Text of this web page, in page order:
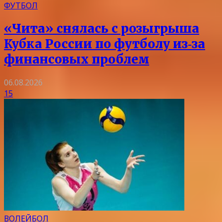
ФУТБОЛ
«Чита» снялась с розыгрыша
Кубка России по футболу из‑за
финансовых проблем
06.08.2026
15
ВОЛЕЙБОЛ